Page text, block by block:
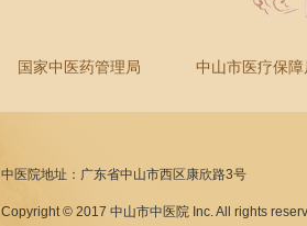
国家中医药管理局 中山市医疗保障
中医院地址：广东省中山市西区康欣路3号
Copyright © 2017 中山市中医院 Inc. All rights